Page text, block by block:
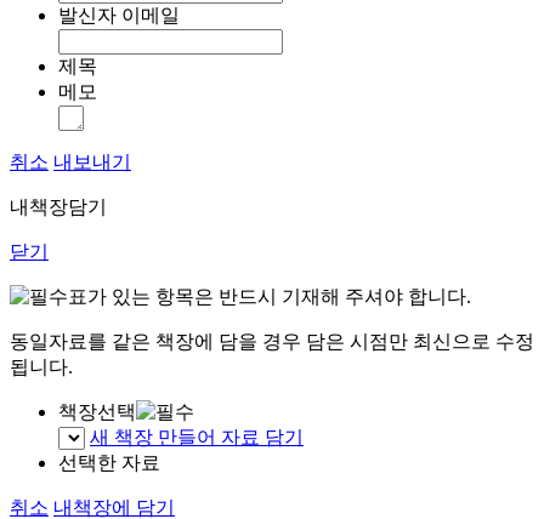
발신자 이메일
제목
메모
취소 내보내기
내책장담기
닫기
표가 있는 항목은 반드시 기재해 주셔야 합니다.
동일자료를 같은 책장에 담을 경우 담은 시점만 최신으로 수정
됩니다.
책장선택
새 책장 만들어 자료 담기
선택한 자료
취소 내책장에 담기